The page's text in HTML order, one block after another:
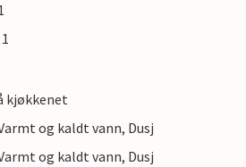
kjøkkenet
og kaldt vann, Dusj
og kaldt vann, Dusj